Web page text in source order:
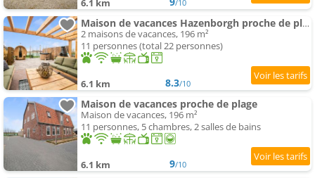
6.1 km /10
Maison de vacances Hazenborgh proche de plage
2 maisons de vacances, 196 m²
11 personnes (total 22 personnes)
6.1 km 8.3/10
Maison de vacances proche de plage
Maison de vacances, 196 m²
11 personnes, 5 chambres, 2 salles de bains
6.1 km 9/10